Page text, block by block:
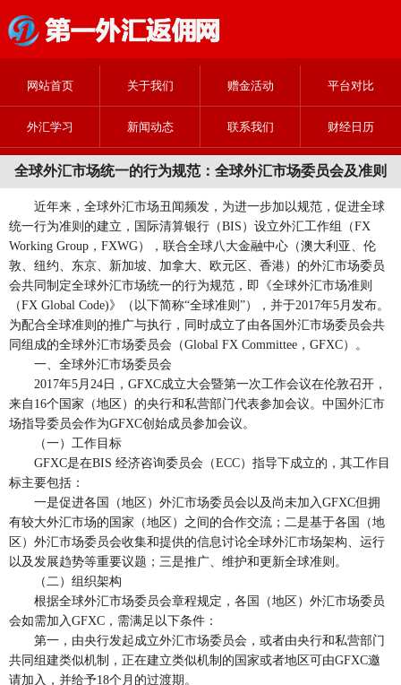
网站首页 关于我们 赠金活动 平台对比
外汇学习 新闻动态 联系我们 财经日历
全球外汇市场统一的行为规范：全球外汇市场委员会及准则
近年来，全球外汇市场丑闻频发，为进一步加以规范，促进全球
统一行为准则的建立，国际清算银行（BIS）设立外汇工作组（FX
Working Group，FXWG），联合全球八大金融中心（澳大利亚、伦
敦、纽约、东京、新加坡、加拿大、欧元区、香港）的外汇市场委员
会共同制定全球外汇市场统一的行为规范，即《全球外汇市场准则
（FX Global Code)》（以下简称“全球准则”），并于2017年5月发布。
为配合全球准则的推广与执行，同时成立了由各国外汇市场委员会共
同组成的全球外汇市场委员会（Global FX Committee，GFXC）。
一、全球外汇市场委员会
2017年5月24日，GFXC成立大会暨第一次工作会议在伦敦召开，
来自16个国家（地区）的央行和私营部门代表参加会议。中国外汇市
场指导委员会作为GFXC创始成员参加会议。
（一）工作目标
GFXC是在BIS 经济咨询委员会（ECC）指导下成立的，其工作目
标主要包括：
一是促进各国（地区）外汇市场委员会以及尚未加入GFXC但拥
有较大外汇市场的国家（地区）之间的合作交流；二是基于各国（地
区）外汇市场委员会收集和提供的信息讨论全球外汇市场架构、运行
以及发展趋势等重要议题；三是推广、维护和更新全球准则。
（二）组织架构
根据全球外汇市场委员会章程规定，各国（地区）外汇市场委员
会如需加入GFXC，需满足以下条件：
第一，由央行发起成立外汇市场委员会，或者由央行和私营部门
共同组建类似机制，正在建立类似机制的国家或者地区可由GFXC邀
请加入，并给予18个月的过渡期。